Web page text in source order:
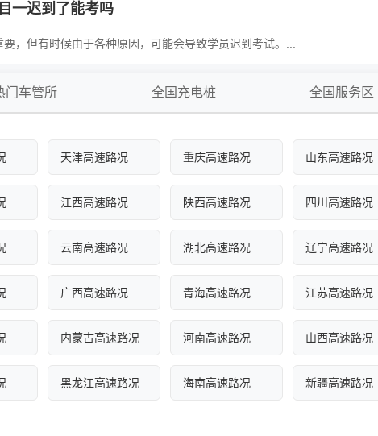
一迟到了能考吗
，但有时候由于各种原因，可能会导致学员迟到考试。...
门车管所 全国充电桩 全国服务区
天津高速路况 重庆高速路况 山东高速路况
江西高速路况 陕西高速路况 四川高速路况
云南高速路况 湖北高速路况 辽宁高速路况
广西高速路况 青海高速路况 江苏高速路况
内蒙古高速路况 河南高速路况 山西高速路况
黑龙江高速路况 海南高速路况 新疆高速路况